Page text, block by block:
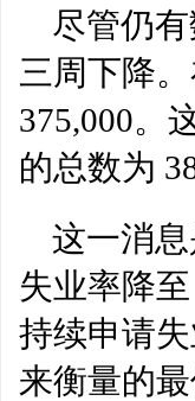
尽管仍
三周下降
375,000。
的总数为
这一消
失业率降
持续申请
来衡量的
键交易达到历史新高达到